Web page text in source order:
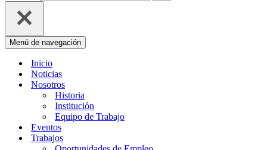
Menú de navegación
Inicio
Noticias
Nosotros
Historia
Institución
Equipo de Trabajo
Eventos
Trabajos